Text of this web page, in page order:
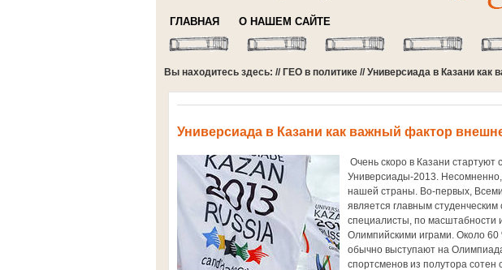
ГЛАВНАЯ О НАШЕМ САЙТЕ
Вы находитесь здесь: // ГЕО в политике // Универсиада в Казани как
Универсиада в Казани как важный фактор
Очень скоро в Казани
Универсиады-2013. Несомненно,
нашей страны. Во-первых,
является главным
специалисты, по масштабности
Олимпийскими играми. Около
обычно выступают на
спортсменов из полутора сотен